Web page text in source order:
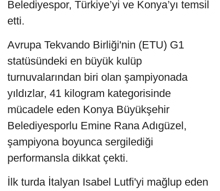
Belediyespor, Türkiye’yi ve Konya’yı temsil
etti.
Avrupa Tekvando Birliği'nin (ETU) G1
statüsündeki en büyük kulüp
turnuvalarından biri olan şampiyonada
yıldızlar, 41 kilogram kategorisinde
mücadele eden Konya Büyükşehir
Belediyesporlu Emine Rana Adıgüzel,
şampiyona boyunca sergilediği
performansla dikkat çekti.
İlk turda İtalyan Isabel Lutfi'yi mağlup eden